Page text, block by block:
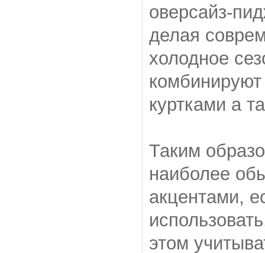
оверсайз-
делая
холодное
куртками а
Таким
наиболее
акцентами,
этом